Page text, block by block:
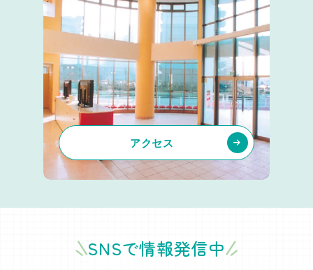
アクセス
SNSで情報発信中